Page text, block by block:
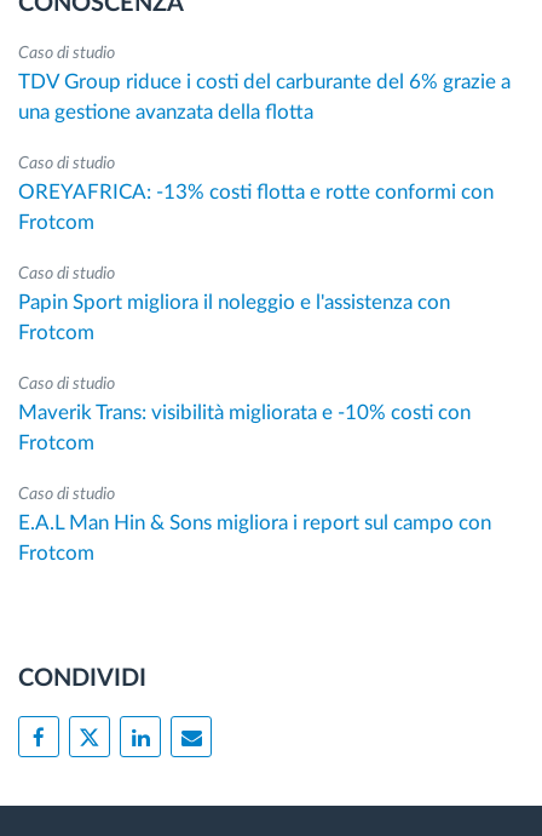
Caso di studio
TDV Group riduce i costi del carburante del 6% grazie a
una gestione avanzata della flotta
Caso di studio
OREYAFRICA: -13% costi flotta e rotte conformi con
Frotcom
Caso di studio
Papin Sport migliora il noleggio e l'assistenza con
Frotcom
Caso di studio
Maverik Trans: visibilità migliorata e -10% costi con
Frotcom
Caso di studio
E.A.L Man Hin & Sons migliora i report sul campo con
Frotcom
CONDIVIDI